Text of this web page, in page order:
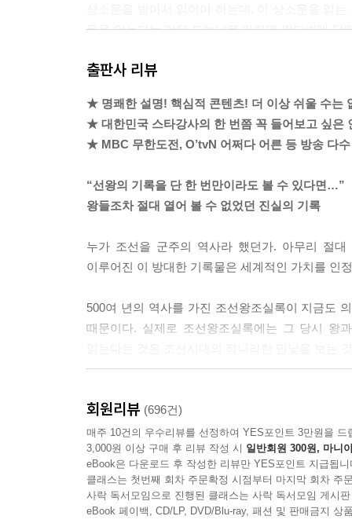
문을 읽는다는 것은 오늘날로 따지면 인터넷에 달
도전의 전략이라고 볼 수 있답니다.
황희는 ‘노쇠하고 질병이 있다’는 이유로 끈질기
년인데, 황희는 그중 18년을 영의정으로 재직하며
“경의 나이가 아직 극쇠에 미치지 않았고, 병 또
『세종실록』 56권, 14년(1432) 4월 20일
치료를 하면 되지 않겠냐’라고 말하고 있는 겁니다
---「제4대 세종」중에서
조가 세운 원각사(현 탑골공원)에 수용되지요. 연
문에 국고는 텅텅 비게 되고, 나라가 망할 지경까
---「제10대 연산군」중에서
왜군이 한양으로 쭉쭉 침입해오고 있는 가운데,
몸을 보전하기 위해 한양을 떠나 개성으로, 평양
출판사 리뷰
★ 명쾌한 설명! 핵심적 콘텐츠! 더 이상 쉬울 수는
★ 대한민국 스타강사의 한 번쯤 꼭 들어보고 싶은
★ MBC 무한도전, O’tvN 어쩌다 어른 등 방송 다
“선왕의 기록을 단 한 번만이라도 볼 수 있다면…”
왕들조차 절대 열어 볼 수 없었던 진실의 기록
누가 조선을 군주의 역사라 했던가. 아무리 절
이루어진 이 방대한 기록물은 세계적인 가치를 인
500여 년의 역사를 가진 조선왕조실록이 지금도
때문이다. 실제로 조선왕조실록에는 그 당시 왕
설민석표 강연으로 풀어낸 지식 콘서트
『설민석의 조선왕조실록』은 27명의 조선의 왕
간결함과 재치 있는 말투를 구어체 그대로 책에
느낌을 들게 한다. 또한 실록에 등장하는 왕의
도움이 된다.
회원리뷰 (696건)
매주 10건의 우수리뷰를 선정하여 YES포인트 3만원을 드
3,000원 이상 구매 후 리뷰 작성 시 일반회원 300원, 마니
eBook은 다운로드 후 작성한 리뷰만 YES포인트 지급됩니
클래스는 첫번째 회차 주문확정 시점부터 마지막 회차 주
사락 독서모임으로 진행된 클래스는 사락 독서모임 게시
eBook 페이백, CD/LP, DVD/Blu-ray, 패션 및 판매금지 상